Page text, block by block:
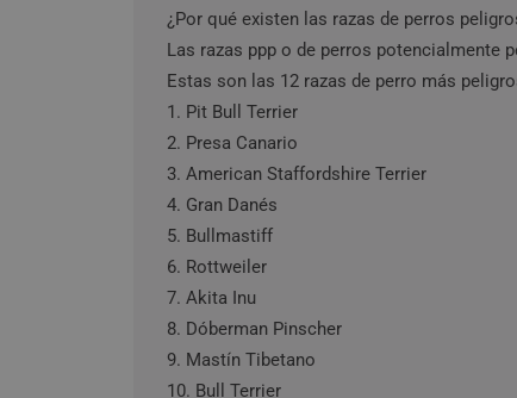
¿Por qué existen las razas de perros
Las razas ppp o de perros potencialmente
Estas son las 12 razas de perro más
1. Pit Bull Terrier
2. Presa Canario
3. American Staffordshire Terrier
4. Gran Danés
5. Bullmastiff
6. Rottweiler
7. Akita Inu
8. Dóberman Pinscher
9. Mastín Tibetano
10. Bull Terrier